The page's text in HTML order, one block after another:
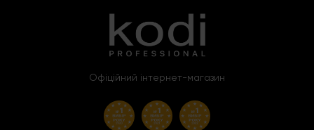
Офіційний інтернет-магазин